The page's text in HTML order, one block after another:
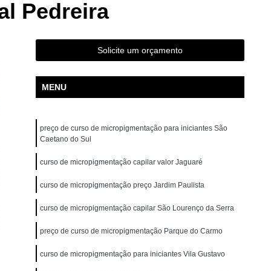
para Iniciantes Rio Grande da Serra
Curso de Pigmentação Capilar Ribeirão Pires
Capilar São Caetano do Sul
Micropigmentação Santo André
Capilar São Bernardo do Campo
Presencial Mauá
Micropigmentação Capilar 3d
Micropigmentação Capilar para Calvície
Micropigmentação Capilar para Homens
Micropigmentação Cabelo Feminino
Pedreira
Solicite um orçamento
MENU
preço de curso de micropigmentação para iniciantes São
Caetano do Sul
curso de micropigmentação capilar valor Jaguaré
curso de micropigmentação preço Jardim Paulista
curso de micropigmentação capilar São Lourenço da Serra
preço de curso de micropigmentação Parque do Carmo
curso de micropigmentação para iniciantes Vila Gustavo